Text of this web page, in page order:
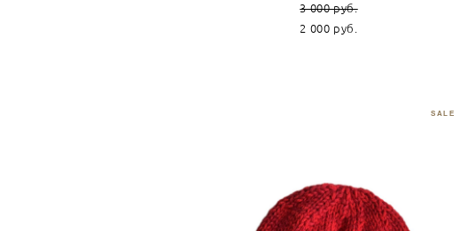
3 000 pуб.
2 000 pуб.
SALE